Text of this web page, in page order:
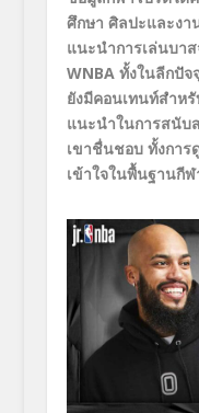
ศึกษา ศิลปะและงา
แนะนำการเล่นบา
WNBA ทั้งในลีกปั
ยังมีคอนเทนท์สำห
แนะนำในการสนับ
เขาชื่นชอบ ทั้งการ
เข้าใจในพื้นฐานกีฬ